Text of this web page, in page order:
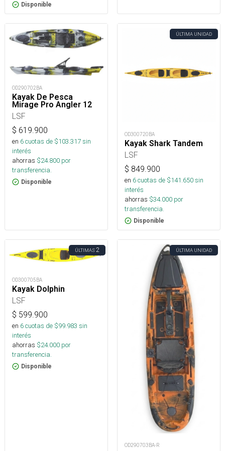
Disponible
OD290702BA
Kayak De Pesca
Mirage Pro Angler 12
LSF
$ 619.900
en 6cuotas de $103.317sin
interés
ahorras $24.800 por
transferencia.
Disponible
ÚLTIMA UNIDAD
OD300720BA
Kayak Shark Tandem
LSF
$ 849.900
en 6cuotas de $141.650sin
interés
ahorras $34.000 por
transferencia.
Disponible
ÚLTIMAS2
OD300705BA
Kayak Dolphin
LSF
$ 599.900
en 6cuotas de $99.983 sin
interés
ahorras $24.000 por
transferencia.
Disponible
ÚLTIMA UNIDAD
OD290703BA-R